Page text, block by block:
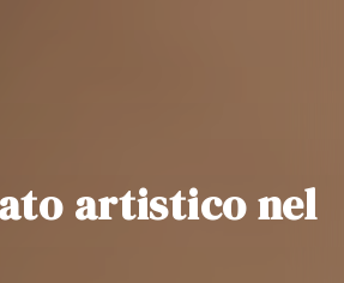
artistico nel